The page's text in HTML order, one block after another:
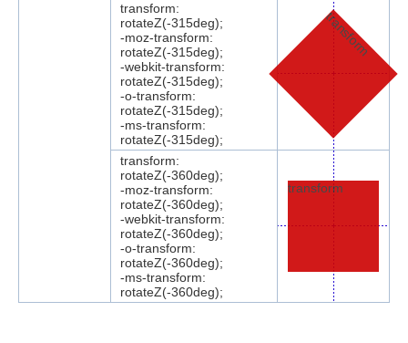
transform:
rotateZ(-315deg);
-moz-transform:
rotateZ(-315deg);
-webkit-transform:
rotateZ(-315deg);
-o-transform:
rotateZ(-315deg);
-ms-transform:
rotateZ(-315deg);
transform
transform:
rotateZ(-360deg);
-moz-transform:
rotateZ(-360deg);
-webkit-transform:
rotateZ(-360deg);
-o-transform:
rotateZ(-360deg);
-ms-transform:
rotateZ(-360deg);
transform